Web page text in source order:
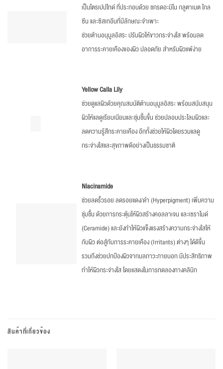
เป็นไตรเปปไทด์ ที่ประกอบด้วย ชกรดอะมิโน กลูตาเมต ไกล
ซีน และซิสเทอีนที่มีลักษณะจำเพาะ
ช่วยต้านอนุมูลอิสระ ปรับผิวให้ขาวกระจ่างใส พร้อมลด
อาการระคายเคืองของผิว ปลอดภัย สำหรับผิวแพ้ง่าย
Yellow Calla Lily
ช่วยดูแลผิวด้วยคุณสมบัติต้านอนุมูลอิสระ พร้อมสนับสนุน
ผิวให้แลดูเรียบเนียนและชุ่มชื้นขึ้น ช่วยปลอบประโลมผิวและ
ลดความรู้สึกระคายเคือง อีกทั้งช่วยให้ผิวโดยรวมแลดู
กระจ่างใสและสุขภาพดีอย่างเป็นธรรมชาติ
Niacinamide
ช่วยลดริ้วรอย ลดรอยแดง/ดำ (Hyperpigment) เพิ่มความ
ชุ่มชื้น ด้วยการกระตุ้นให้ผิวสร้างคอลลาเจน และเซราไมด์
(Ceramide) และยังทำให้ผิวแข็งแรงสร้างความกระจ่างใสให้
กับผิว ต่อสู้กับการระคายเคือง (Irritants) ต่างๆ ได้ดีขึ้น
รวมถึงช่วยปกป้องผิวจากมลภาวะภายนอก มีประสิทธิภาพ
ทำให้ผิวกระจ่างใส โดยแสดงในการทดลองทางคลินิก
สินค้าที่เกี่ยวข้อง